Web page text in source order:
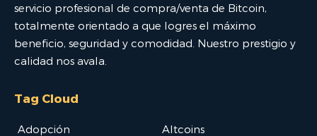
servicio profesional de compra/venta de Bitcoin,
totalmente orientado a que logres el máximo
beneficio, seguridad y comodidad. Nuestro prestigio y
calidad nos avala.
Tag Cloud
Adopción
Altcoins